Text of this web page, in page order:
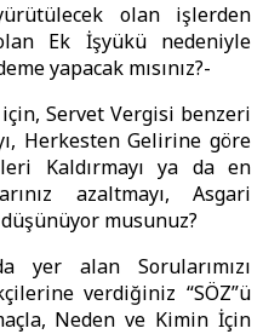
olan işlerden
Ek İşyükü nedeniyle
yapacak mısınız?-
Servet Vergisi benzeri
Herkesten Gelirine göre
Kaldırmayı ya da en
azaltmayı, Asgari
musunuz?
yer alan Sorularımızı
verdiğiniz “SÖZ”ü
Neden ve Kimin İçin